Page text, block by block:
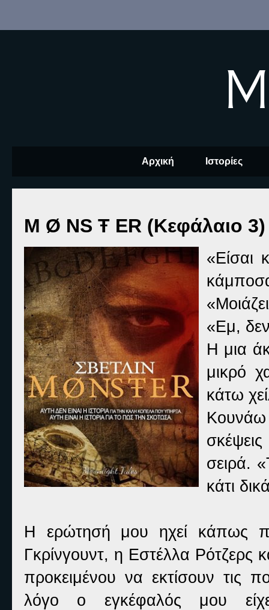
Αρχική Ιστορίες
M Ø NS Ŧ ER (Κεφάλαιο
«Είσαι
«Εμ,
Η μια
μικρό
κάτω
σειρά.
κάτι
Η ερώτησή μου ηχεί κάπως
Γκρίνγουντ, η Εστέλλα Ρότζερς
προκειμένου να εκτίσουν τις
λόγο ο εγκέφαλός μου